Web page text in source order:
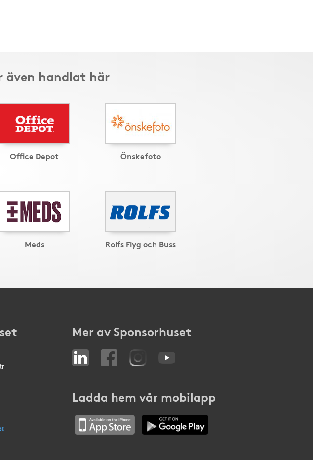
även handlat här
Office Depot Önskefoto
Meds Rolfs Flyg och Buss
Mer av Sponsorhuset
Ladda hem vår mobilapp